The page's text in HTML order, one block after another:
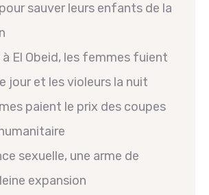
sauver leurs enfants de la
à El Obeid, les femmes fuient
jour et les violeurs la nuit
paient le prix des coupes
sexuelle, une arme de
expansion